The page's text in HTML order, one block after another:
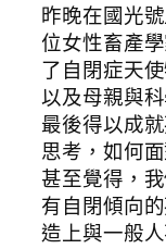
昨晚在國光
位女性畜產
了自閉症天
以及母親與
最後得以成
思考，如何
甚至覺得，
有自閉傾向
造上與一般